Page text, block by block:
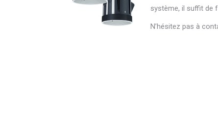
système, il suffit de
N’hésitez pas à